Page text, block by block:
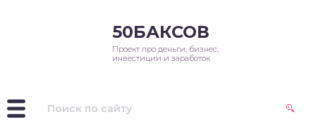
50БАКСОВ
Проект про деньги, бизнес,
инвестиции и заработок